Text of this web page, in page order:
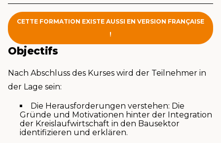
CETTE FORMATION EXISTE AUSSI EN VERSION FRANÇAISE
!
Objectifs
Nach Abschluss des Kurses wird der Teilnehmer in
der Lage sein:
Die Herausforderungen verstehen: Die
Gründe und Motivationen hinter der Integration
der Kreislaufwirtschaft in den Bausektor
identifizieren und erklären.